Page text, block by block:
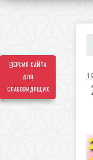
Версия сайта
для
слабовидящих